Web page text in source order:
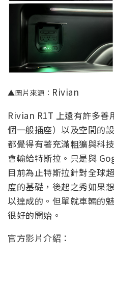
▲圖片來源： Rivian
Rivian R1T 上還有許多善
個一般插座）以及空間的
都覺得有著充滿粗獷與科
會輸給特斯拉。只是與
目前為止特斯拉針對全球
度的基礎，後起之秀如果
以達成的。但單就車輛的
很好的開始。
官方影片介紹：